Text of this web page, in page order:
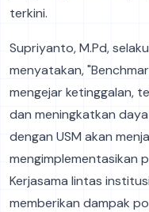
terkini.
Supriyanto, M.Pd,
menyatakan,
mengejar ketinggalan,
dan meningkatkan
dengan USM akan
mengimplementasikan
Kerjasama lintas
memberikan dampak